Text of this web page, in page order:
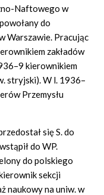
Naftowego w
do
Warszawie. Pracując
zakładów
kierownikiem
stryjski). W l. 1936–
Przemysłu
się S. do
do WP.
do polskiego
sekcji
naukowy na uniw. w